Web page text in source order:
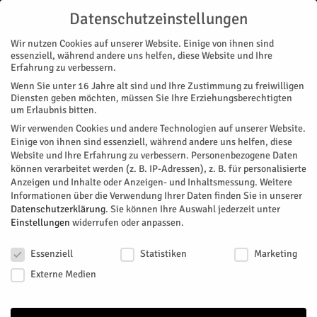
Start Magazin Festival Dabei sein ist alles: Ulk rockt den Park
MAGAZIN FESTIVAL
Dabei sein ist alles: Ulk rockt den
Park
VonHERZOG Redaktion- Juni 1, 2023 819 1
Facebook Twitter
Datenschutzeinstellungen
Wir nutzen Cookies auf unserer Website. Einige von ihnen sind
essenziell, während andere uns helfen, diese Website und Ihre
Erfahrung zu verbessern.
Wenn Sie unter 16 Jahre alt sind und Ihre Zustimmung zu freiwilligen
Diensten geben möchten, müssen Sie Ihre Erziehungsberechtigten
um Erlaubnis bitten.
Wir verwenden Cookies und andere Technologien auf unserer Website.
Einige von ihnen sind essenziell, während andere uns helfen, diese
Website und Ihre Erfahrung zu verbessern. Personenbezogene Daten
können verarbeitet werden (z. B. IP-Adressen), z. B. für personalisierte
Anzeigen und Inhalte oder Anzeigen- und Inhaltsmessung. Weitere
Informationen über die Verwendung Ihrer Daten finden Sie in unserer
Datenschutzerklärung. Sie können Ihre Auswahl jederzeit unter
Einstellungen widerrufen oder anpassen.
Essenziell
Statistiken
Marketing
Externe Medien